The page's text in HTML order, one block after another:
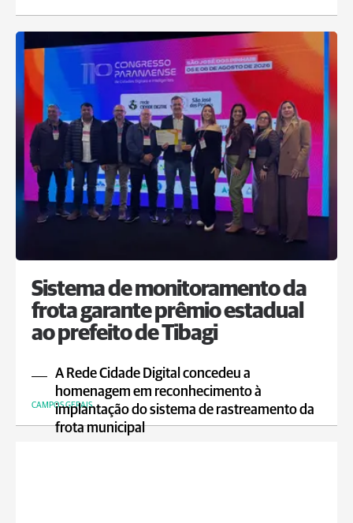
Sistema de monitoramento da
frota garante prêmio estadual
ao prefeito de Tibagi
A Rede Cidade Digital concedeu a
homenagem em reconhecimento à
implantação do sistema de rastreamento da
frota municipal
CAMPOS GERAIS